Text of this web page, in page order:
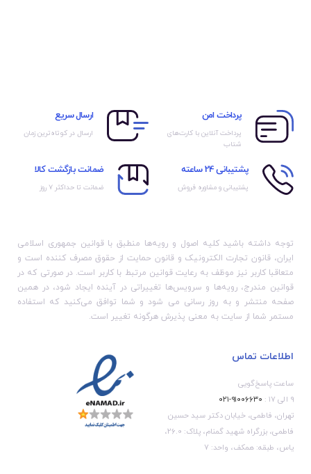
پرداخت امن
پرداخت آنلاین با کارت‌های
شتاب
ارسال سریع
ارسال در کوتاه‌ترین زمان
پشتیبانی 24 ساعته
پشتیبانی و مشاوره فروش
ضمانت بازگشت کالا
ضمانت تا حداکثر ۷ روز
توجه داشته باشید کلیه اصول و رویه‏‌ها منطبق با قوانین جمهوری اسلامی
ایران، قانون تجارت الکترونیک و قانون حمایت از حقوق مصرف کننده است و
متعاقبا کاربر نیز موظف به رعایت قوانین مرتبط با کاربر است. در صورتی که در
قوانین مندرج، رویه‏‌ها و سرویس‏‌ها تغییراتی در آینده ایجاد شود، در همین
صفحه منتشر و به روز رسانی می شود و شما توافق می‏‌کنید که استفاده
مستمر شما از سایت به معنی پذیرش هرگونه تغییر است.
اطلاعات تماس
ساعت پاسخ‌گویی
۹ الی ۱۷ :
۹۱۰۰۶۶۳۰-۰۲۱
تهران، فاطمی، خیابان دکتر سید حسین
فاطمی، بزرگراه شهید گمنام، پلاک: 26.0،
یاس، طبقه: همکف، واحد: 7